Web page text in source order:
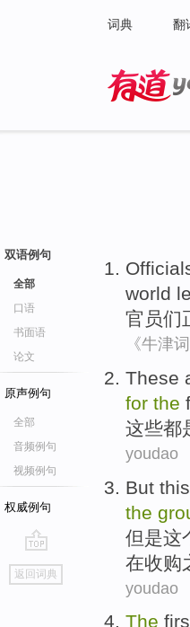
词典 翻
双语例句
全部
口语
书面语
论文
原声例句
全部
音频例句
视频例句
权威例句
go
top
返回词典
world
官员们
《牛津
These
for the
这些都
youdao
But this
the
但是这
在收购
youdao
The